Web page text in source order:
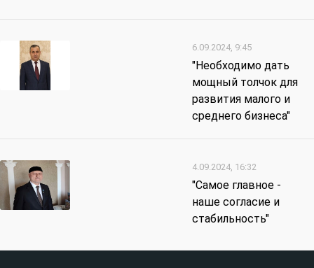
6.09.2024, 9:45
"Необходимо дать
мощный толчок для
развития малого и
среднего бизнеса"
4.09.2024, 16:32
"Самое главное -
наше согласие и
стабильность"